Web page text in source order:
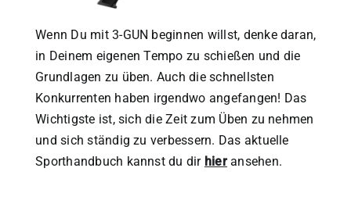
Wenn Du mit 3-GUN beginnen willst, denke daran,
in Deinem eigenen Tempo zu schießen und die
Grundlagen zu üben. Auch die schnellsten
Konkurrenten haben irgendwo angefangen! Das
Wichtigste ist, sich die Zeit zum Üben zu nehmen
und sich ständig zu verbessern. Das aktuelle
Sporthandbuch kannst du dir hieransehen.